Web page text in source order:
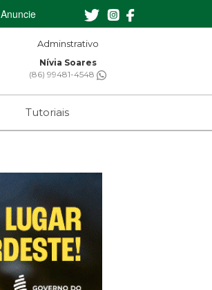
Anuncie
Editor-chefe
Sebastian Eugênio
(61) 99650-2473
Tutoriais